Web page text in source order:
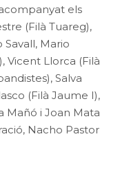
els
(Filà Tuareg),
Savall, Mario
Vicent Llorca (Filà
Salva
(Filà Jaume I),
Mañó i Joan Mata
Nacho Pastor